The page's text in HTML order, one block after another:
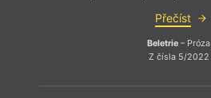
Přečíst
Beletrie – Próza
Z čísla 5/2022